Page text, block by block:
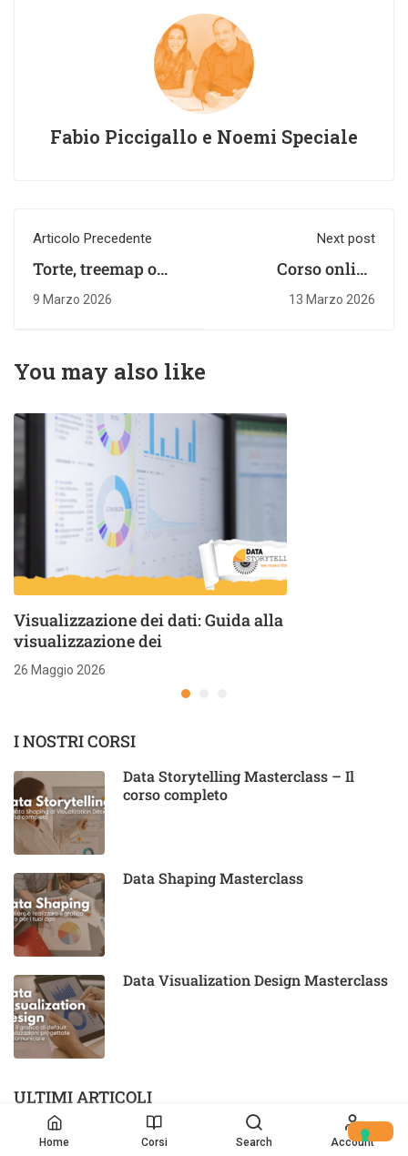
Fabio Piccigallo e Noemi Speciale
Articolo Precedente
Torte, treemap o
barre impilate?
Come scegliere il
9 Marzo 2026
Next post
Corso online
visualizzazione
dati: guida per
13 Marzo 2026
You may also like
Visualizzazione dei dati: Guida alla
visualizzazione dei
26 Maggio 2026
I NOSTRI CORSI
Data Storytelling Masterclass – Il
corso completo
Data Shaping Masterclass
Data Visualization Design Masterclass
ULTIMI ARTICOLI
Looker Studio, Power BI o Tableau:
quale scegliere nel 2026
Home Corsi Search Account